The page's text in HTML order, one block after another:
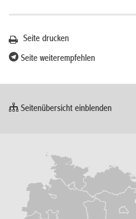
Seite drucken
Seite weiterempfehlen
Seitenübersicht einblenden